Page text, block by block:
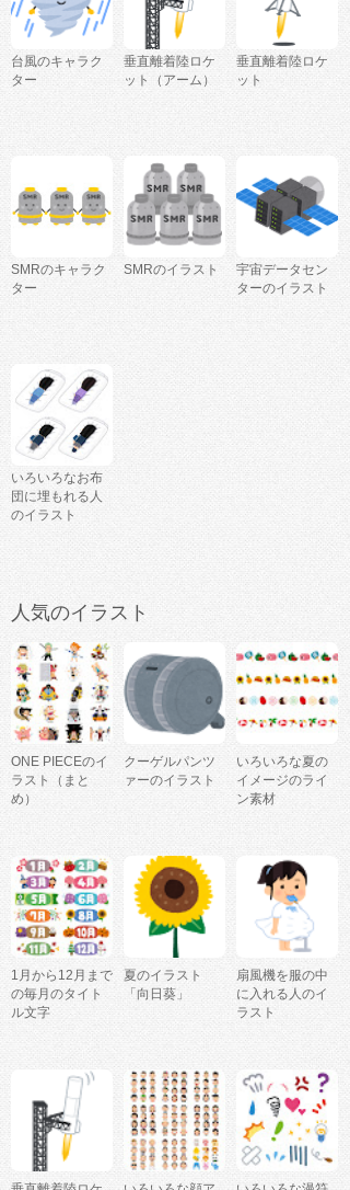
台風のキャラク
ター
垂直離着陸ロケ
ット（アーム）
垂直離着陸ロケ
ット
SMRのキャラク
ター
SMRのイラスト
宇宙データセン
ターのイラスト
いろいろなお布
団に埋もれる人
のイラスト
人気のイラスト
ONE PIECEのイ
ラスト（まと
め）
クーゲルパンツ
ァーのイラスト
いろいろな夏の
イメージのライ
ン素材
1月から12月まで
の毎月のタイト
ル文字
夏のイラスト
「向日葵」
扇風機を服の中
に入れる人のイ
ラスト